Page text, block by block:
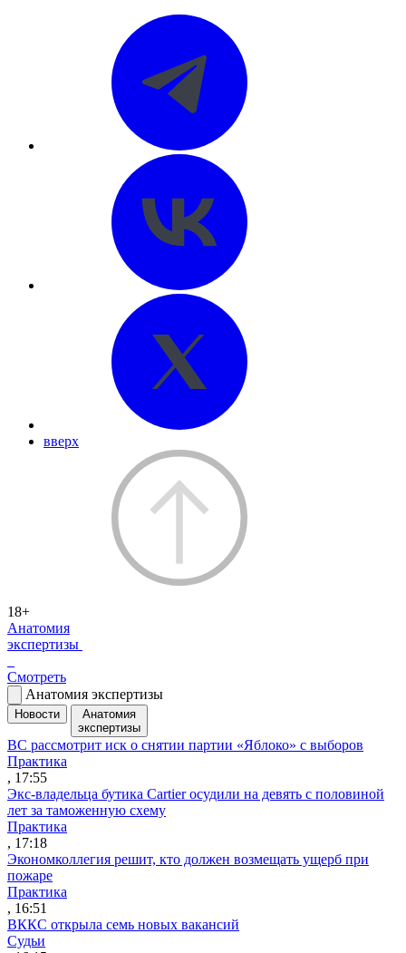
вверх
18+
Анатомия
экспертизы
Смотреть
Анатомия экспертизы
Новости
Анатомия
экспертизы
ВС рассмотрит иск о снятии партии «Яблоко» с выборов
Практика
, 17:55
Экс-владельца бутика Cartier осудили на девять с половиной
лет за таможенную схему
Практика
, 17:18
Экономколлегия решит, кто должен возмещать ущерб при
пожаре
Практика
, 16:51
ВККС открыла семь новых вакансий
Судьи